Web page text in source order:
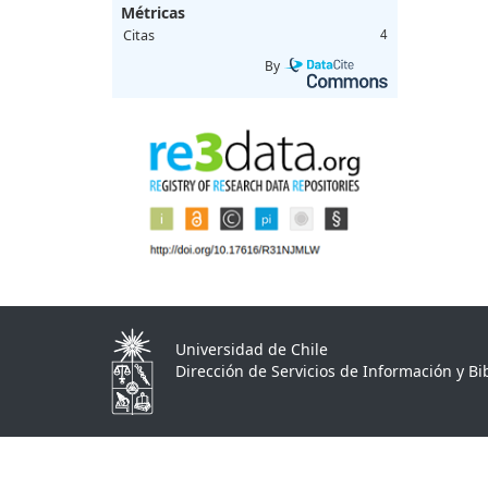
Métricas
Citas 4
By
Universidad de Chile
Dirección de Servicios de Información y